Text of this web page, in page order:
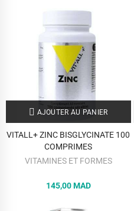
AJOUTER AU PANIER
VITALL+ ZINC BISGLYCINATE 100
COMPRIMES
VITAMINES ET FORMES
145,00 MAD